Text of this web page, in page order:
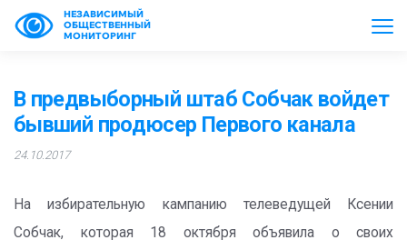
НЕЗАВИСИМЫЙ
ОБЩЕСТВЕННЫЙ
МОНИТОРИНГ
В предвыборный штаб Собчак войдет
бывший продюсер Первого канала
24.10.2017
На избирательную кампанию телеведущей Ксении
Собчак, которая 18 октября объявила о своих